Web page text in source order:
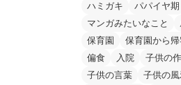
ハミガキ
パパイヤ期
マンガみたいなこと
保育園
保育園から帰
偏食
入院 子供の
子供の言葉
子供の